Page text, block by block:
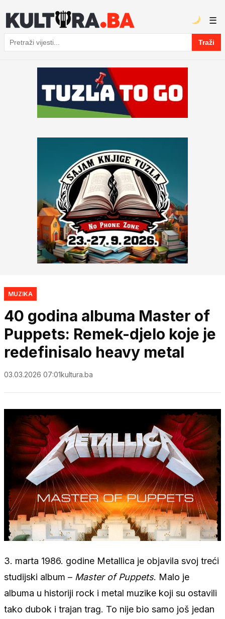
Pretraga
Traži
☰
MUZIKA
40 godina albuma Master of
Puppets: Remek-djelo koje je
redefinisalo heavy metal
03.03.2026 07:01kultura.ba
3. marta 1986. godine Metallica je objavila svoj treći
studijski album – Master of Puppets. Malo je
albuma u historiji rock i metal muzike koji su ostavili
tako dubok i trajan trag. To nije bio samo još jedan